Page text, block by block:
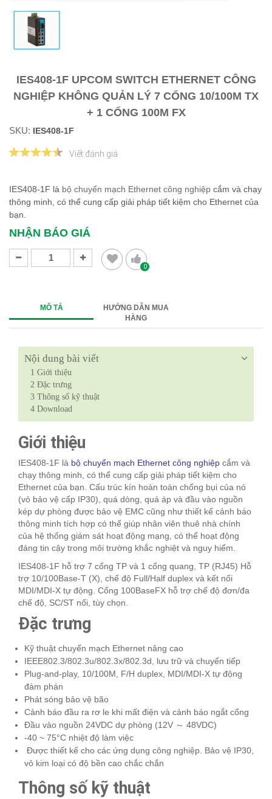
IES408-1F UPCOM SWITCH ETHERNET CÔNG
NGHIỆP KHÔNG QUẢN LÝ 7 CỔNG 10/100M TX
+ 1 CỔNG 100M FX
SKU: IES408-1F
Viết đánh giá
IES408-1F là bộ chuyển mạch Ethernet công nghiệp cắm và chạy
thông minh, có thể cung cấp giải pháp tiết kiệm cho Ethernet của
bạn.
NHẬN BÁO GIÁ
0
MÔ TẢ
HƯỚNG DẪN MUA
HÀNG
Nội dung bài viết
1 Giới thiệu
2 Đặc trưng
3 Thông số kỹ thuật
4 Download
Giới thiệu
IES408-1F là bộ chuyển mạch Ethernet công nghiệp cắm và
chạy thông minh, có thể cung cấp giải pháp tiết kiệm cho
Ethernet của bạn. Cấu trúc kín hoàn toàn chống bụi của nó
(vỏ bảo vệ cấp IP30), quá dòng, quá áp và đầu vào nguồn
kép dự phòng được bảo vệ EMC cũng như thiết kế cảnh báo
thông minh tích hợp có thể giúp nhân viên thuê nhà chính
của hệ thống giám sát hoạt động mạng, có thể hoạt động
đáng tin cậy trong môi trường khắc nghiệt và nguy hiểm.
IES408-1F hỗ trợ 7 cổng TP và 1 cổng quang, TP (RJ45) Hỗ
trợ 10/100Base-T (X), chế độ Full/Half duplex và kết nối
MDI/MDI-X tự động. Cổng 100BaseFX hỗ trợ chế độ đơn/đa
chế độ, SC/ST nối, tùy chọn.
Đặc trưng
Kỹ thuật chuyển mạch Ethernet nâng cao
IEEE802.3/802.3u/802.3x/802.3d, lưu trữ và chuyển tiếp
Plug-and-play, 10/100M, F/H duplex, MDI/MDI-X tự động
đàm phán
Phát sóng bảo vệ bão
Cảnh báo đầu ra rơ le khi mất điện và cảnh báo ngắt cổng
Đầu vào nguồn 24VDC dự phòng (12V ～ 48VDC)
-40 ~ 75°C nhiệt độ làm việc
Được thiết kế cho các ứng dụng công nghiệp. Bảo vệ IP30,
vỏ kim loại có độ bền cao chắc chắn
Thông số kỹ thuật